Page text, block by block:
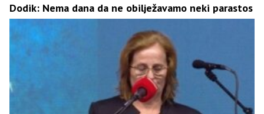
Dodik: Nema dana da ne obilježavamo neki parastos